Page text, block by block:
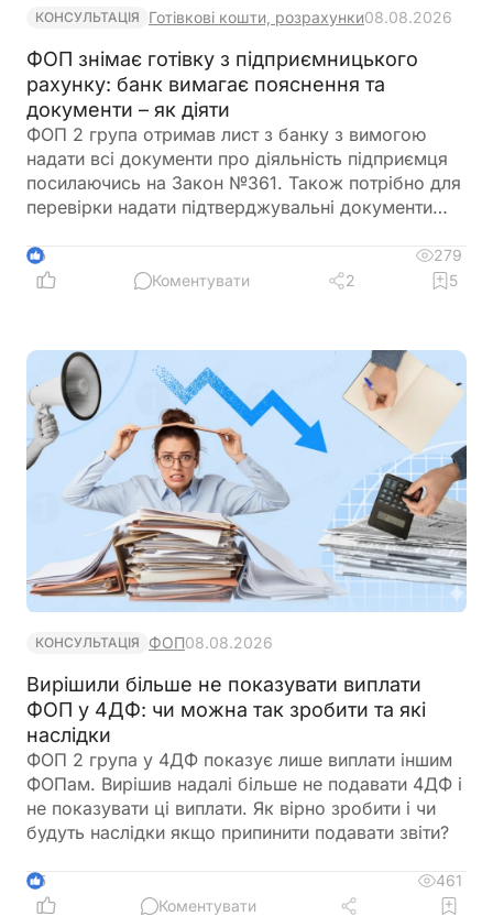
КОНСУЛЬТАЦІЯ Готівкові кошти, розрахунки08.08.2026
ФОП знімає готівку з підприємницького
рахунку: банк вимагає пояснення та
документи – як діяти
ФОП 2 група отримав лист з банку з вимогою
надати всі документи про діяльність підприємця
посилаючись на Закон №361. Також потрібно для
перевірки надати підтверджувальні документи
готівкових коштів (в дозволеному об’ємі
періодично знімаються з поточного рахунку).
банку?
6
279
Коментувати
2 5
КОНСУЛЬТАЦІЯ ФОП08.08.2026
Вирішили більше не показувати виплати
ФОП у 4ДФ: чи можна так зробити та які
наслідки
ФОП 2 група у 4ДФ показує лише виплати іншим
ФОПам. Вирішив надалі більше не подавати 4ДФ і
не показувати ці виплати. Як вірно зробити і чи
будуть наслідки якщо припинити подавати звіти?
5
461
Коментувати